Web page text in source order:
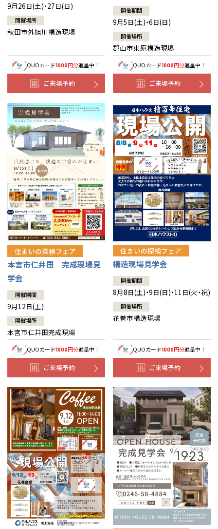
9月26日(土)・27日(日)
開催場所
秋田市外旭川構造現場
QUOカード1000円分進呈中！
ご来場予約
開催期間
9月5日(土)・6日(日)
開催場所
郡山市東原構造現場
QUOカード1000円分進呈中！
ご来場予約
住まいの探検フェア
本宮市仁井田 完成現場見
学会
開催期間
9月12日(土)
開催場所
本宮市仁井田完成現場
QUOカード1000円分進呈中！
ご来場予約
住まいの探検フェア
構造現場見学会
開催期間
8月8日(土)・9日(日)・11日(火・祝)
開催場所
花巻市構造現場
QUOカード1000円分進呈中！
ご来場予約